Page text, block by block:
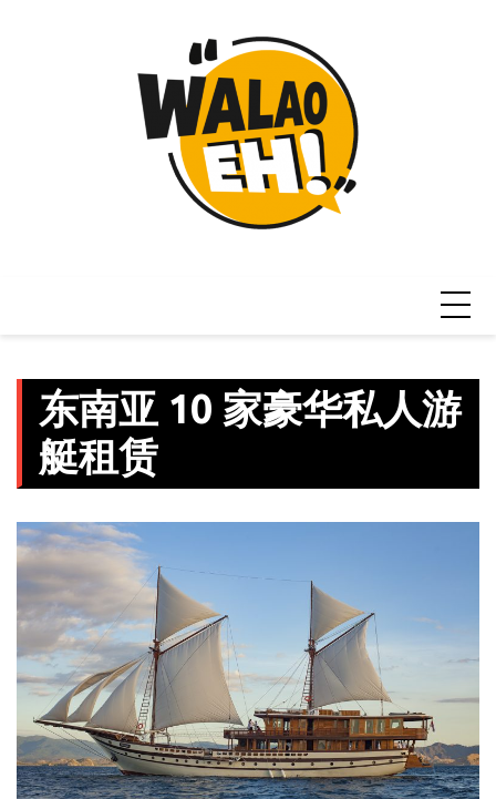
东南亚 10 家豪华私人游
艇租赁